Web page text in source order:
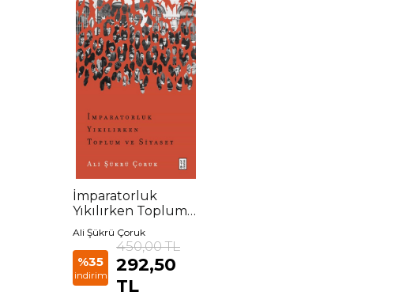
İmparatorluk
Yıkılırken Toplum
ve Siyaset
Ali Şükrü Çoruk
%35
indirim
450,00 TL
292,50
TL